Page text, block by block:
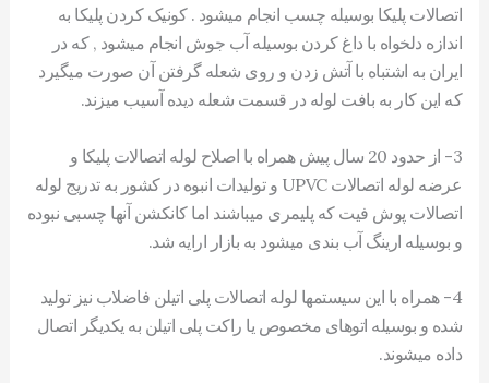
اتصالات پلیکا بوسیله چسب انجام میشود . کونیک کردن پلیکا به
اندازه دلخواه با داغ کردن بوسیله آب جوش انجام میشود , که در
ایران به اشتباه با آتش زدن و روی شعله گرفتن آن صورت میگیرد
که این کار به بافت لوله در قسمت شعله دیده آسیب میزند.
3- از حدود 20 سال پیش همراه با اصلاح لوله اتصالات پلیکا و
عرضه لوله اتصالات UPVC و تولیدات انبوه در کشور به تدریج لوله
اتصالات پوش فیت که پلیمری میباشند اما کانکشن آنها چسبی نبوده
و بوسیله ارینگ آب بندی میشود به بازار ارایه شد.
4- همراه با این سیستمها لوله اتصالات پلی اتیلن فاضلاب نیز تولید
شده و بوسیله اتوهای مخصوص یا راکت پلی اتیلن به یکدیگر اتصال
داده میشوند.